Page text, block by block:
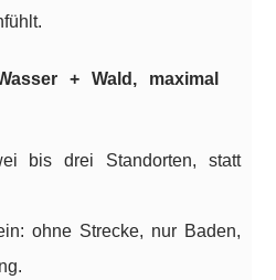
+ Wald, maximal
bis drei Standorten, statt
ohne Strecke, nur Baden,